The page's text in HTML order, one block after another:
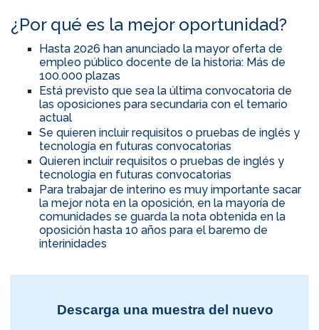
¿Por qué es la mejor oportunidad?
Hasta 2026 han anunciado la mayor oferta de
empleo público docente de la historia: Más de
100.000 plazas
Está previsto que sea la última convocatoria de
las oposiciones para secundaria con el temario
actual
Se quieren incluir requisitos o pruebas de inglés y
tecnología en futuras convocatorias
Quieren incluir requisitos o pruebas de inglés y
tecnología en futuras convocatorias
Para trabajar de interino es muy importante sacar
la mejor nota en la oposición, en la mayoría de
comunidades se guarda la nota obtenida en la
oposición hasta 10 años para el baremo de
interinidades
Descarga una muestra del nuevo